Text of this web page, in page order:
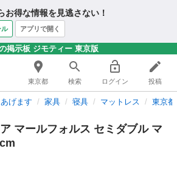
お得な情報を見逃さない！
ル アプリで開く
掲示板 ジモティー 東京版
東京都 検索 ログイン 投稿
げます 家具 寝具 マットレス 東京
マールフォルス セミダブル マ